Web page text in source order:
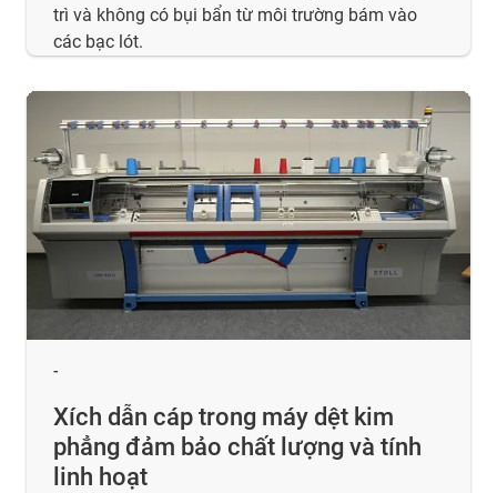
trì và không có bụi bẩn từ môi trường bám vào
các bạc lót.
-
Xích dẫn cáp trong máy dệt kim
phẳng đảm bảo chất lượng và tính
linh hoạt